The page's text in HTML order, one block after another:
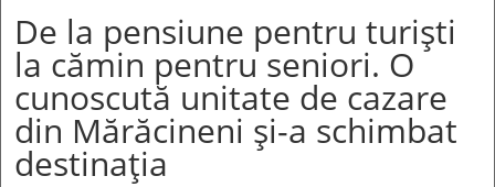
De la pensiune pentru turiști
la cămin pentru seniori. O
cunoscută unitate de cazare
din Mărăcineni și-a schimbat
destinația